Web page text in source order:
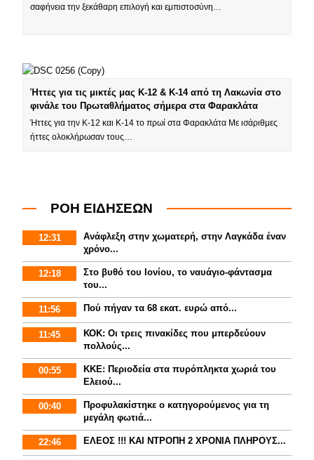
σαφήνεια την ξεκάθαρη επιλογή και εμπιστοσύνη…
Ήττες για τις μικτές μας Κ-12 & Κ-14 από τη Λακωνία στο
φινάλε του Πρωταθλήματος σήμερα στα Φαρακλάτα
Ήττες για την Κ-12 και Κ-14 το πρωί στα Φαρακλάτα Με ισάριθμες
ήττες ολοκλήρωσαν τους…
ΡΟΗ ΕΙΔΗΣΕΩΝ
12:31
Ανάφλεξη στην χωματερή, στην Λαγκάδα έναν
χρόνο...
12:18
Στο βυθό του Ιονίου, το ναυάγιο-φάντασμα
του...
11:56 Πού πήγαν τα 68 εκατ. ευρώ από...
11:45
ΚΟΚ: Οι τρεις πινακίδες που μπερδεύουν
πολλούς...
00:55
ΚΚΕ: Περιοδεία στα πυρόπληκτα χωριά του
Ελειού...
00:40
Προφυλακίστηκε ο κατηγορούμενος για τη
μεγάλη φωτιά...
22:46 ΕΛΕΟΣ !!! ΚΑΙ ΝΤΡΟΠΗ 2 ΧΡΟΝΙΑ ΠΛΗΡΟΥΣ...